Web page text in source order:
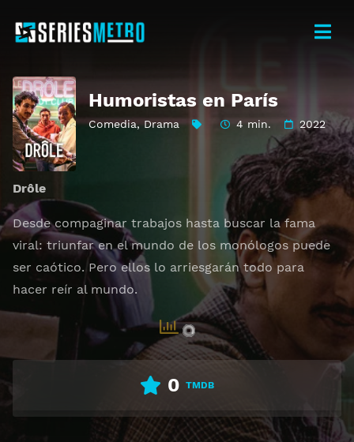
Humoristas en París
Comedia,Drama 4 min. 2022
Drôle
Desde compaginar trabajos hasta buscar la fama
viral: triunfar en el mundo de los monólogos puede
ser caótico. Pero ellos lo arriesgarán todo para
hacer reír al mundo.
0 TMDB